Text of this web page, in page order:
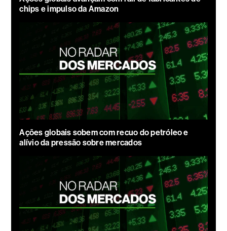
chips e impulso da Amazon
Ações globais sobem com recuo do petróleo e
alívio da pressão sobre mercados